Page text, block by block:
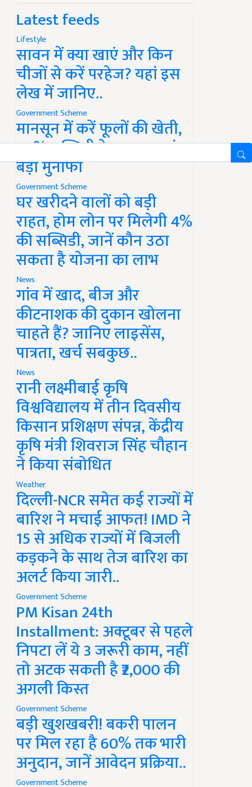
Latest feeds
Lifestyle
सावन में क्या खाएं और किन
चीजों से करें परहेज? यहां इस
लेख में जानिए..
Government Scheme
मानसून में करें फूलों की खेती,
50% सब्सिडी के साथ कमाएं
बड़ा मुनाफा
Government Scheme
घर खरीदने वालों को बड़ी
राहत, होम लोन पर मिलेगी 4%
की सब्सिडी, जानें कौन उठा
सकता है योजना का लाभ
News
गांव में खाद, बीज और
कीटनाशक की दुकान खोलना
चाहते हैं? जानिए लाइसेंस,
पात्रता, खर्च सबकुछ..
News
रानी लक्ष्मीबाई कृषि
विश्वविद्यालय में तीन दिवसीय
किसान प्रशिक्षण संपन्न, केंद्रीय
कृषि मंत्री शिवराज सिंह चौहान
ने किया संबोधित
Weather
दिल्ली-NCR समेत कई राज्यों में
बारिश ने मचाई आफत! IMD ने
15 से अधिक राज्यों में बिजली
कड़कने के साथ तेज बारिश का
अलर्ट किया जारी..
Government Scheme
PM Kisan 24th
Installment: अक्टूबर से पहले
निपटा लें ये 3 जरूरी काम, नहीं
तो अटक सकती है ₹2,000 की
अगली किस्त
Government Scheme
बड़ी खुशखबरी! बकरी पालन
पर मिल रहा है 60% तक भारी
अनुदान, जानें आवेदन प्रक्रिया..
Government Scheme